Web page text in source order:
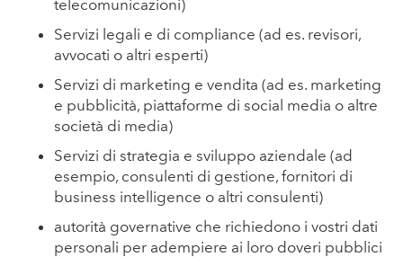
telecomunicazioni)
Servizi legali e di compliance (ad es. revisori,
avvocati o altri esperti)
Servizi di marketing e vendita (ad es. marketing
e pubblicità, piattaforme di social media o altre
società di media)
Servizi di strategia e sviluppo aziendale (ad
esempio, consulenti di gestione, fornitori di
business intelligence o altri consulenti)
autorità governative che richiedono i vostri dati
personali per adempiere ai loro doveri pubblici